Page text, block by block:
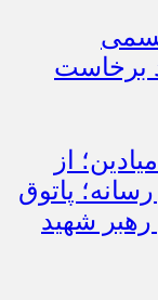
برخاست
از
پاتوق
شهید